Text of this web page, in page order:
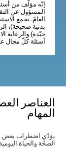
إنّه مؤلّف من
المسؤول عن
العامّ. يجمع
بدنية صحيحة)،
حيّدة) والرعاية
أسئلة كلّ مجال
العناصر
المهام
يؤدّي اضطراب بعض
الصحّة والحياة